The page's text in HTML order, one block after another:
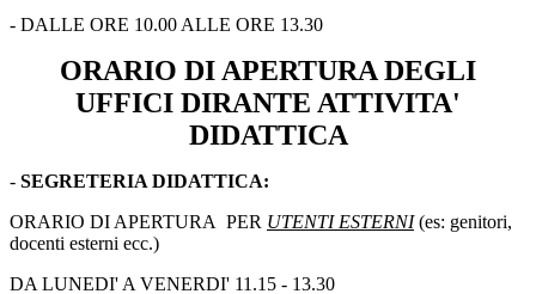
- DALLE ORE 10.00 ALLE ORE 13.30
ORARIO DI APERTURA DEGLI
UFFICI DIRANTE ATTIVITA'
DIDATTICA
- SEGRETERIA DIDATTICA:
ORARIO DI APERTURA PER UTENTI ESTERNI(es: genitori,
docenti esterni ecc.)
DA LUNEDI' A VENERDI' 11.15 - 13.30